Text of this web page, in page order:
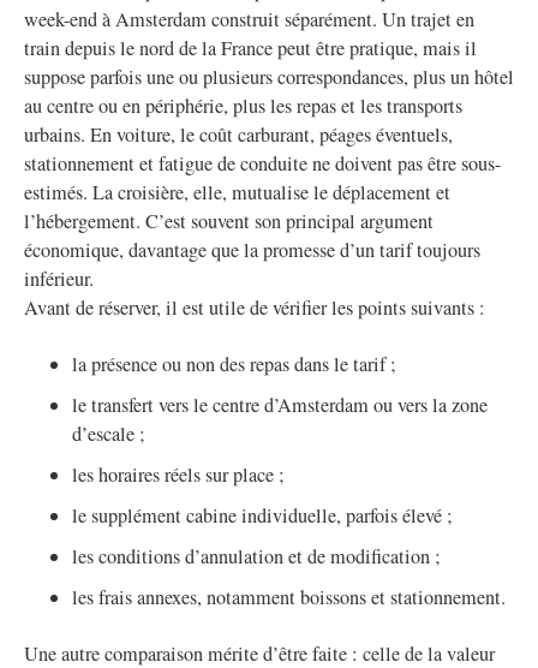
week-end à Amsterdam construit séparément. Un trajet en
train depuis le nord de la France peut être pratique, mais il
suppose parfois une ou plusieurs correspondances, plus un hôtel
au centre ou en périphérie, plus les repas et les transports
urbains. En voiture, le coût carburant, péages éventuels,
stationnement et fatigue de conduite ne doivent pas être sous-
estimés. La croisière, elle, mutualise le déplacement et
l’hébergement. C’est souvent son principal argument
économique, davantage que la promesse d’un tarif toujours
inférieur.
Avant de réserver, il est utile de vérifier les points suivants :
la présence ou non des repas dans le tarif ;
le transfert vers le centre d’Amsterdam ou vers la zone
d’escale ;
les horaires réels sur place ;
le supplément cabine individuelle, parfois élevé ;
les conditions d’annulation et de modification ;
les frais annexes, notamment boissons et stationnement.
Une autre comparaison mérite d’être faite : celle de la valeur